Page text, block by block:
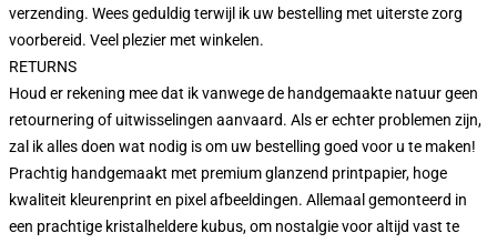
verzending. Wees geduldig terwijl ik uw bestelling met uiterste zorg
voorbereid. Veel plezier met winkelen.
RETURNS
Houd er rekening mee dat ik vanwege de handgemaakte natuur geen
retournering of uitwisselingen aanvaard. Als er echter problemen zijn,
zal ik alles doen wat nodig is om uw bestelling goed voor u te maken!
Prachtig handgemaakt met premium glanzend printpapier, hoge
kwaliteit kleurenprint en pixel afbeeldingen. Allemaal gemonteerd in
een prachtige kristalheldere kubus, om nostalgie voor altijd vast te